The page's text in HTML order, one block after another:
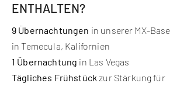
ENTHALTEN?
9 Übernachtungen in unserer MX-Base
in Temecula, Kalifornien
1 Übernachtung in Las Vegas
Tägliches Frühstück zur Stärkung für